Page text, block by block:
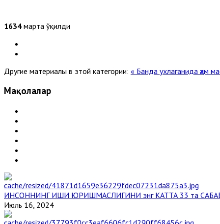
1634марта ўқилди
Другие материалы в этой категории: « Банда ухлаганида ҳам
Мақолалар
ИНСОННИНГ ИШИ ЮРИШМАСЛИГИНИ энг КАТТА 33 та
Июль 16, 2024